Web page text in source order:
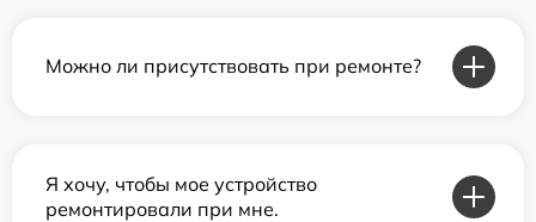
Можно ли присутствовать при ремонте?
Я хочу, чтобы мое устройство
ремонтировали при мне.